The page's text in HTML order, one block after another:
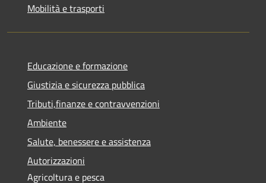
Mobilità e trasporti
Educazione e formazione
Giustizia e sicurezza pubblica
Tributi,finanze e contravvenzioni
Ambiente
Salute, benessere e assistenza
Autorizzazioni
Agricoltura e pesca